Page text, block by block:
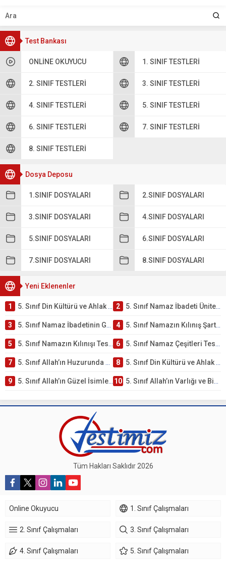
Test Bankası
ONLINE OKUYUCU 1. SINIF TESTLERI
2. SINIF TESTLERI 3. SINIF TESTLERI
4. SINIF TESTLERI 5. SINIF TESTLERI
6. SINIF TESTLERI 7. SINIF TESTLERI
8. SINIF TESTLERI
Dosya Deposu
1.SINIF DOSYALARI 2.SINIF DOSYALARI
3.SINIF DOSYALARI 4.SINIF DOSYALARI
5.SINIF DOSYALARI 6.SINIF DOSYALARI
7.SINIF DOSYALARI 8.SINIF DOSYALARI
Yeni Eklenenler
1 5. Sınıf Din Kültürü ve Ahlak Bilgisi 2. Ünite: Namaz İbadeti Çalışmaları 2 5. Sınıf Namaz İbadeti Ünite Testi – Online Çöz
3 5. Sınıf Namaz İbadetinin Getirdiği Faydalar Testi 4 5. Sınıf Namazın Kılınış Şartları Testi
5 5. Sınıf Namazın Kılınışı Testi – Online Çöz 6 5. Sınıf Namaz Çeşitleri Testi – Online Çöz
7 5. Sınıf Allah’ın Huzurunda Olmak – Namaz İbadeti Testi 8 5. Sınıf Din Kültürü ve Ahlak Bilgisi 1. Ünite: Allah İnancı Çalışmaları
9 5. Sınıf Allah’ın Güzel İsimleri Testi – Online Çöz 10 5. Sınıf Allah’ın Varlığı ve Birliği Testi – Online Çöz
Tüm Hakları Saklıdır 2026
Online Okuyucu 1. Sınıf Çalışmaları
2. Sınıf Çalışmaları 3. Sınıf Çalışmaları
4. Sınıf Çalışmaları 5. Sınıf Çalışmaları